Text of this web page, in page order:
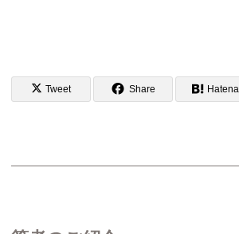
Tweet Share Hatena